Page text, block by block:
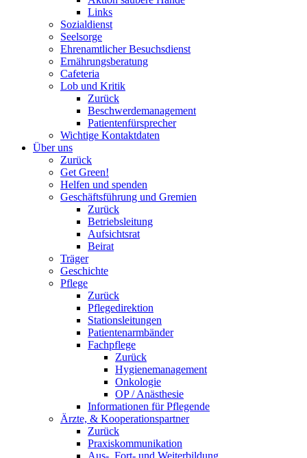
Links
Sozialdienst
Seelsorge
Ehrenamtlicher Besuchsdienst
Ernährungsberatung
Cafeteria
Lob und Kritik
Zurück
Beschwerdemanagement
Patientenfürsprecher
Wichtige Kontaktdaten
Über uns
Zurück
Get Green!
Helfen und spenden
Geschäftsführung und Gremien
Zurück
Betriebsleitung
Aufsichtsrat
Beirat
Träger
Geschichte
Pflege
Zurück
Pflegedirektion
Stationsleitungen
Patientenarmbänder
Fachpflege
Zurück
Hygienemanagement
Onkologie
OP / Anästhesie
Informationen für Pflegende
Ärzte, & Kooperationspartner
Zurück
Praxiskommunikation
Aus-, Fort- und Weiterbildung